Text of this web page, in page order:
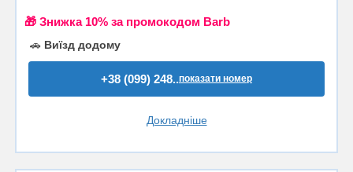
🎁 Знижка 10% за промокодом Barb
🚗 Виїзд додому
+38 (099) 248..показати номер
Докладніше